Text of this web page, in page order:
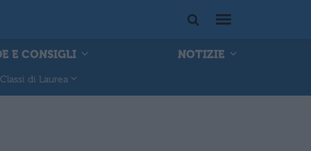
E CONSIGLI NOTIZIE
Classi di Laurea